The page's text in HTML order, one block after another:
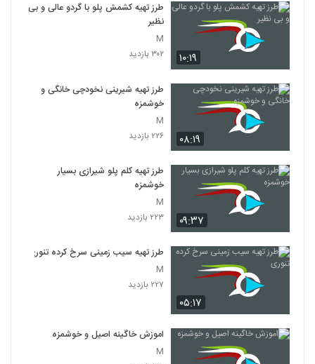
۱۰:۱۹
طرز تهیه کشمش پلو با گردو عالی و بی
نظیر
M
۳۰۲ بازدید
۰۸:۱۹
طرز تهیه شیرینی نخودچی خانگی و
خوشمزه
M
۲۲۶ بازدید
۰۹:۳۷
طرز تهیه کلم پلو شیرازی بسیار
خوشمزه
M
۲۲۳ بازدید
۰۵:۱۷
طرز تهیه سیب زمینی سرخ کرده تنوری
M
۲۲۷ بازدید
اموزش خاگینه اصیل و خوشمزه
M